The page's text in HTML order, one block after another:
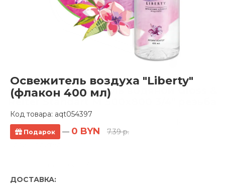
Освежитель воздуха "Liberty"
(флакон 400 мл)
Код товара: aqt054397
Подарок — 0 BYN 7.39 р.
ДОСТАВКА:
Полотенцесушитель водяной Gloss &
Reiter Standart M 500х800 3/4" резьба